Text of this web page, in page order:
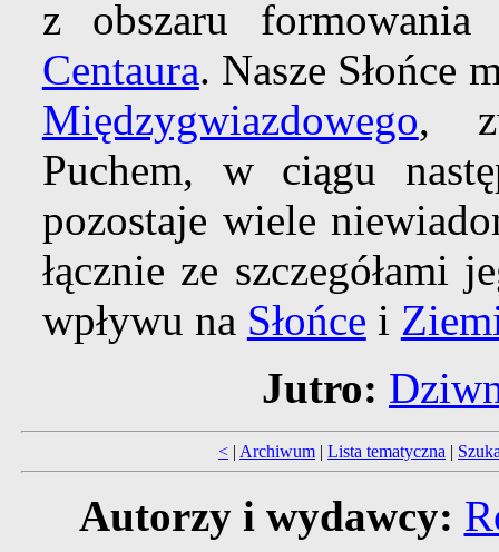
z obszaru
Centaura. Nasze Słońce
Międzygwiazdowego,
Puchem, w ciągu
pozostaje wiele
łącznie ze szczegółami
wpływu na Słońce i
Jutro:
< | Archiwum | Lista tematyczna |
Autorzy i wydawcy: